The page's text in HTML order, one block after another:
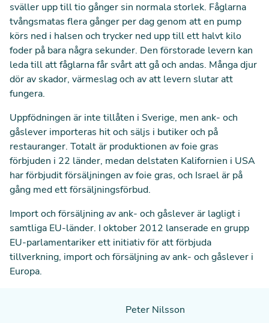
sväller upp till tio gånger sin normala storlek. Fåglarna
tvångsmatas flera gånger per dag genom att en pump
körs ned i halsen och trycker ned upp till ett halvt kilo
foder på bara några sekunder. Den förstorade levern kan
leda till att fåglarna får svårt att gå och andas. Många djur
dör av skador, värmeslag och av att levern slutar att
fungera.
Uppfödningen är inte tillåten i Sverige, men ank- och
gåslever importeras hit och säljs i butiker och på
restauranger. Totalt är produktionen av foie gras
förbjuden i 22 länder, medan delstaten Kalifornien i USA
har förbjudit försäljningen av foie gras, och Israel är på
gång med ett försäljningsförbud.
Import och försäljning av ank- och gåslever är lagligt i
samtliga EU-länder. I oktober 2012 lanserade en grupp
EU-parlamentariker ett initiativ för att förbjuda
tillverkning, import och försäljning av ank- och gåslever i
Europa.
Peter Nilsson